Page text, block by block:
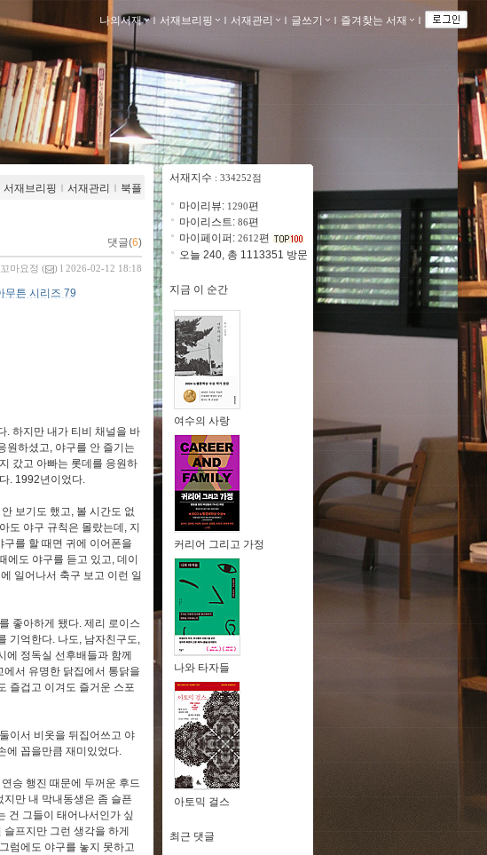
나의서재 ｌ 서재브리핑 ｌ 서재관리 ｌ 글쓰기 ｌ 즐겨찾는 서재 ｌ
서재브리핑 ｌ 서재관리 ｌ 북플
댓글(6)
꼬마요정 ( ) l 2026-02-12 18:18
무튼 시리즈 79
. 하지만 내가 티비 채널을 바
원하셨고, 야구를 안 즐기는
갔고 아빠는 롯데를 응원하
. 1992년이었다.
보기도 했고, 볼 시간도 없
도 야구 규칙은 몰랐는데, 지
를 할 때면 귀에 이어폰을
에도 야구를 듣고 있고, 데이
일어나서 축구 보고 이런 일
좋아하게 됐다. 제리 로이스
기억한다. 나도, 남자친구도,
에 정독실 선후배들과 함께
서 유명한 닭집에서 통닭을
즐겁고 이겨도 즐거운 스포
이서 비옷을 뒤집어쓰고 야
에 꼽을만큼 재미있었다.
승 행진 때문에 두꺼운 후드
만 내 막내동생은 좀 슬픈
건 그들이 태어나서인가 싶
프지만 그런 생각을 하게
럼에도 야구를 놓지 못하고
서재지수 : 334252점
마이리뷰: 1290편
마이리스트: 86편
마이페이퍼: 2612편
오늘 240, 총 1113351 방문
지금 이 순간
여수의 사랑
커리어 그리고 가정
나와 타자들
아토믹 걸스
최근 댓글